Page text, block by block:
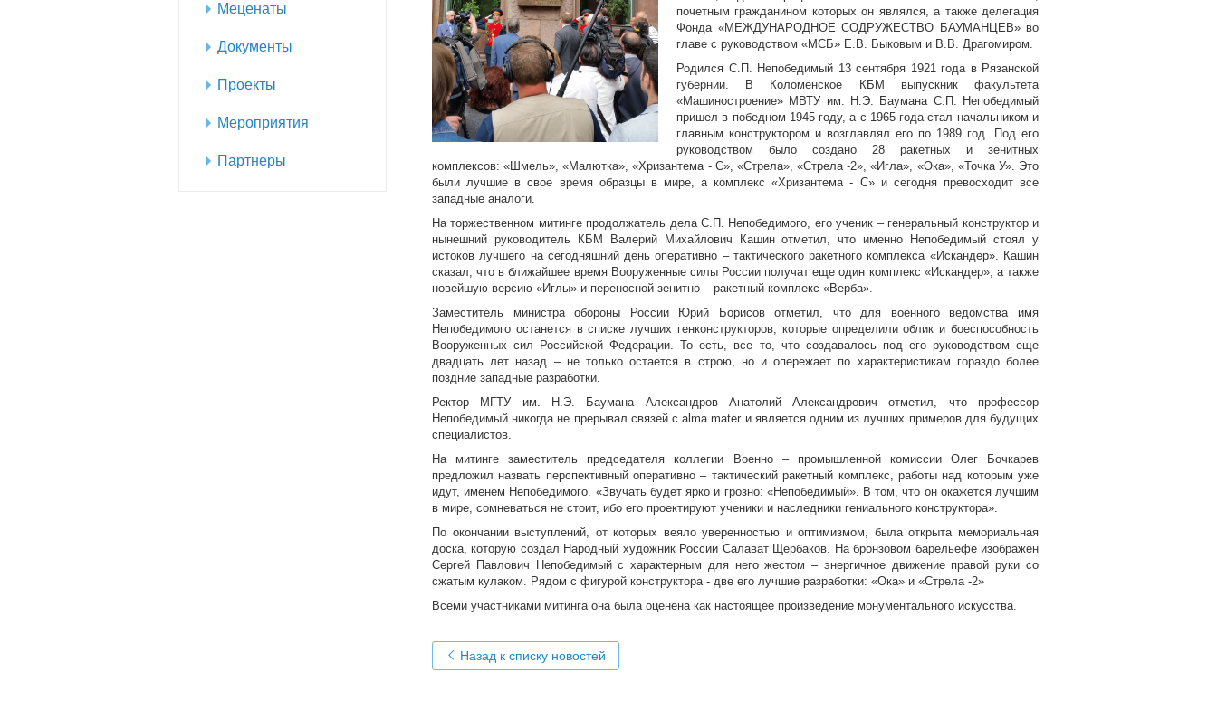
Меценаты
Документы
Проекты
Мероприятия
Партнеры
почетным гражданином которых он являлся, а также делегация
Фонда «МЕЖДУНАРОДНОЕ СОДРУЖЕСТВО БАУМАНЦЕВ» во
главе с руководством «МСБ» Е.В. Быковым и В.В. Драгомиром.
Родился С.П. Непобедимый 13 сентября 1921 года в Рязанской
губернии. В Коломенское КБМ выпускник факультета
«Машиностроение» МВТУ им. Н.Э. Баумана С.П. Непобедимый
пришел в победном 1945 году, а с 1965 года стал начальником и
главным конструктором и возглавлял его по 1989 год. Под его
руководством было создано 28 ракетных и зенитных
комплексов: «Шмель», «Малютка», «Хризантема - С», «Стрела», «Стрела -2», «Игла», «Ока», «Точка У». Это
были лучшие в свое время образцы в мире, а комплекс «Хризантема - С» и сегодня превосходит все
западные аналоги.
На торжественном митинге продолжатель дела С.П. Непобедимого, его ученик – генеральный конструктор и
нынешний руководитель КБМ Валерий Михайлович Кашин отметил, что именно Непобедимый стоял у
истоков лучшего на сегодняшний день оперативно – тактического ракетного комплекса «Искандер». Кашин
сказал, что в ближайшее время Вооруженные силы России получат еще один комплекс «Искандер», а также
новейшую версию «Иглы» и переносной зенитно – ракетный комплекс «Верба».
Заместитель министра обороны России Юрий Борисов отметил, что для военного ведомства имя
Непобедимого останется в списке лучших генконструкторов, которые определили облик и боеспособность
Вооруженных сил Российской Федерации. То есть, все то, что создавалось под его руководством еще
двадцать лет назад – не только остается в строю, но и опережает по характеристикам гораздо более
поздние западные разработки.
Ректор МГТУ им. Н.Э. Баумана Александров Анатолий Александрович отметил, что профессор
Непобедимый никогда не прерывал связей с alma mater и является одним из лучших примеров для будущих
специалистов.
На митинге заместитель председателя коллегии Военно – промышленной комиссии Олег Бочкарев
предложил назвать перспективный оперативно – тактический ракетный комплекс, работы над которым уже
идут, именем Непобедимого. «Звучать будет ярко и грозно: «Непобедимый». В том, что он окажется лучшим
в мире, сомневаться не стоит, ибо его проектируют ученики и наследники гениального конструктора».
По окончании выступлений, от которых веяло уверенностью и оптимизмом, была открыта мемориальная
доска, которую создал Народный художник России Салават Щербаков. На бронзовом барельефе изображен
Сергей Павлович Непобедимый с характерным для него жестом – энергичное движение правой руки со
сжатым кулаком. Рядом с фигурой конструктора - две его лучшие разработки: «Ока» и «Стрела -2»
Всеми участниками митинга она была оценена как настоящее произведение монументального искусства.
Назад к списку новостей